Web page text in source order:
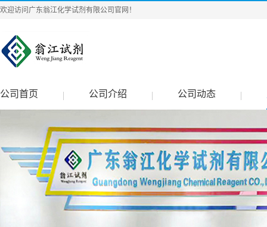
欢迎访问广东翁江化学试剂有限公司官网！
公司首页 公司介绍 公司动态